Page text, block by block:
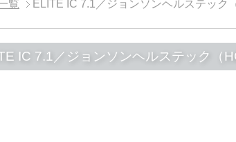
覧 ELITE IC 7.1／ジョンソンヘルステック
IC 7.1／ジョンソンヘルステック（